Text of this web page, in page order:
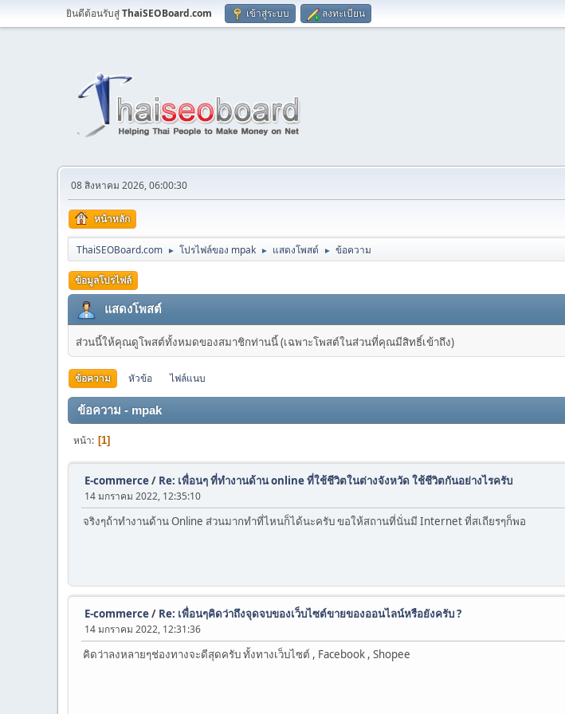
ยินดีต้อนรับสู่ThaiSEOBoard.com เข้าสู่ระบบ ลงทะเบียน
08 สิงหาคม 2026, 06:00:30
หน้าหลัก
ThaiSEOBoard.com ► โปรไฟล์ของ mpak ► แสดงโพสต์ ► ข้อความ
ข้อมูลโปรไฟล์
แสดงโพสต์
ส่วนนี้ให้คุณดูโพสต์ทั้งหมดของสมาชิกท่านนี้ (เฉพาะโพสต์ในส่วนที่คุณมีสิทธิ์เข้าถึง)
ข้อความ หัวข้อ ไฟล์แนบ
ข้อความ - mpak
หน้า 1
E-commerce/ Re: เพื่อนๆ ที่ทำงานด้าน online ที่ใช้ชีวิตในต่างจังหวัด ใช้ชีวิตกันอย่างไรครับ
14 มกราคม 2022, 12:35:10
จริงๆถ้าทำงานด้าน Online ส่วนมากทำที่ไหนก็ได้นะครับ ขอให้สถานที่นั่นมี Internet ที่สเถียรๆก็พอ
E-commerce/ Re: เพื่อนๆคิดว่าถึงจุดจบของเว็บไซต์ขายของออนไลน์หรือยังครับ ?
14 มกราคม 2022, 12:31:36
คิดว่าลงหลายๆช่องทางจะดีสุดครับ ทั้งทางเว็บไซต์ , Facebook , Shopee